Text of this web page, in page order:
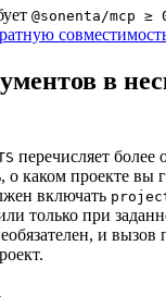
@sonenta/mcp ≥
в
перечисляет
о каком проекте вы
включать
только при
и